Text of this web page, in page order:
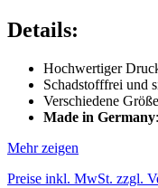
Details:
Hochwertiger
Schadstofffrei und
Verschiedene
Made in Germany
Mehr zeigen
Preise inkl. MwSt. zzgl.